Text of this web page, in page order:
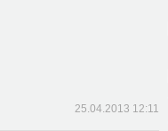
25.04.2013 12:11